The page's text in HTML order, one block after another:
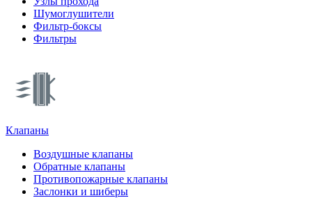
Шумоглушители
Фильтр-боксы
Фильтры
Клапаны
Воздушные клапаны
Обратные клапаны
Противопожарные клапаны
Заслонки и шиберы